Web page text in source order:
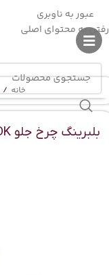
عبور به ناوبری
رفتن به محتوای اصلی
ارسال رایگان
خانه/